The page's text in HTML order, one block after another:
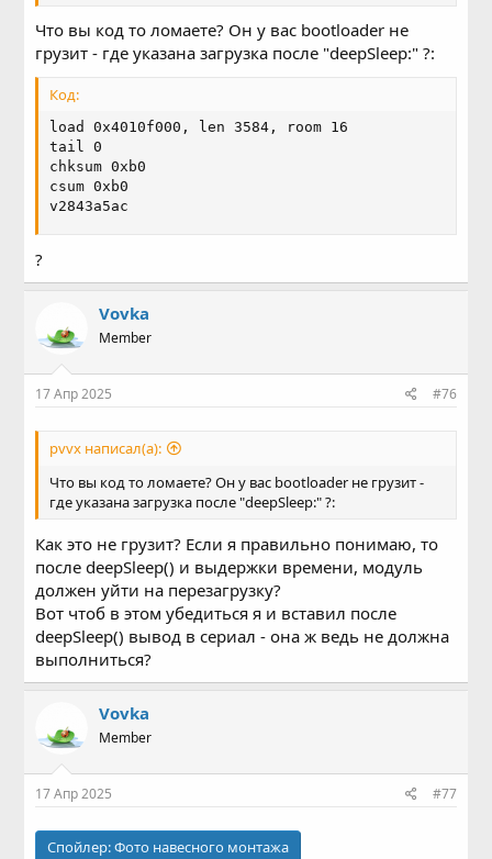
*
deepSleep:
ets Jan 8 2013,rst cause:2, boot mode: (3,6)
Все, завис, пока сброс не коротнешь на минус...
Что вы код то ломаете? Он у вас bootloader не
грузит - где указана загрузка после "deepSleep:" ?:
Код:
load 0x4010f000, len 3584, room 16
tail 0
chksum 0xb0
csum 0xb0
v2843a5ac
?
Vovka
Member
17 Апр 2025 #76
pvvx написал(а):
Что вы код то ломаете? Он у вас bootloader не грузит -
где указана загрузка после "deepSleep:" ?:
Как это не грузит? Если я правильно понимаю, то
после deepSleep() и выдержки времени, модуль
должен уйти на перезагрузку?
Вот чтоб в этом убедиться я и вставил после
deepSleep() вывод в сериал - она ж ведь не должна
выполниться?
Vovka
Member
17 Апр 2025 #77
Спойлер:Фото навесного монтажа